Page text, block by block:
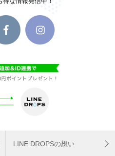
LINE DROPSの想い